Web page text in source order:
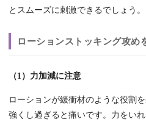
とスムーズに刺激できるでしょう。
ローションストッキング攻め
（1）力加減に注意
ローションが緩衝材のような役割
強くし過ぎると痛いです。力をい